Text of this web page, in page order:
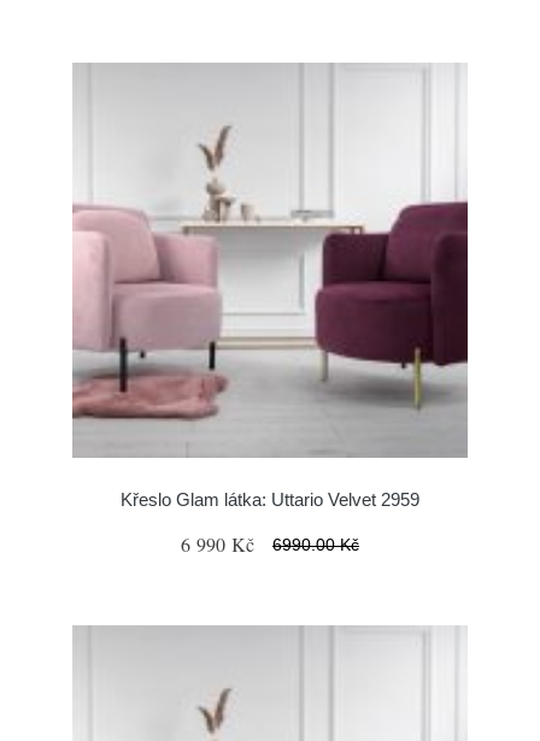
Křeslo Glam látka: Uttario Velvet 2959
6 990 Kč 6990.00 Kč